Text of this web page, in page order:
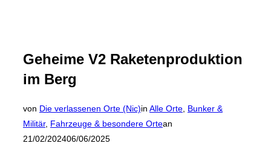
Geheime V2 Raketenproduktion
im Berg
von Die verlassenen Orte (Nic)in Alle Orte Bunker &
Militär, Fahrzeuge & besondere Ortean
21/02/202406/06/2025